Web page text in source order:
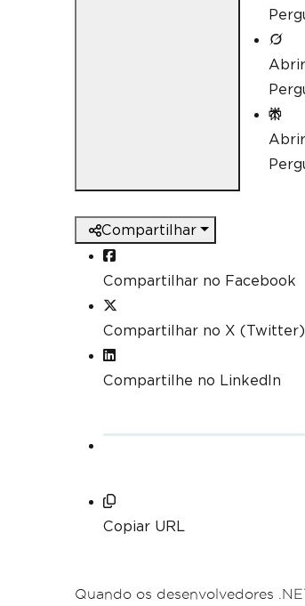
Compartilhar
Compartilhar no Facebook
Compartilhar no X (Twitter)
Compartilhe no LinkedIn
Copiar URL
Quando os desenvolvedores